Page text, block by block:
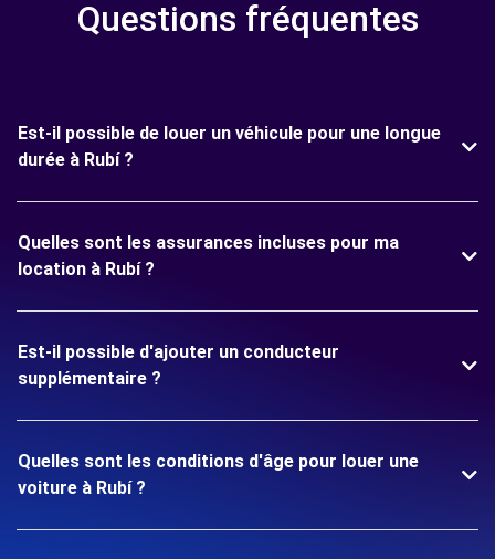
Questions fréquentes
Est-il possible de louer un véhicule pour une longue
durée à Rubí ?
Quelles sont les assurances incluses pour ma
location à Rubí ?
Est-il possible d'ajouter un conducteur
supplémentaire ?
Quelles sont les conditions d'âge pour louer une
voiture à Rubí ?